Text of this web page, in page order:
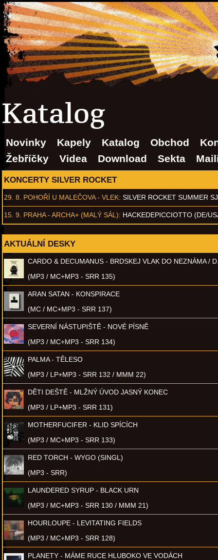
Katalog
Novinky Kapely Katalog Obchod
Žebříčky
Videa Download Sekta
KONCERTY SILVER ROCKET
29. 8. POHOŘÍ U MALEČOVA - VLEK: SILVER ROCKET SUMMER
15. 9. PRAHA - ARCHA+ (MALÝ SÁL): HACKEDEPICCIOTTO (DE/
AKTUÁLNÍ DESKY
CARDO & DECUMANUS - BRDSKEJ VLAK DO NEZNÁMA /
(MP3 / MC+MP3 - SRR 135)
ARAN SATAN - KONSPIRACE
(MC / MC+MP3 - SRR 137)
SEVERNÍ NÁSTUPIŠTĚ - NOVÉ PÍSNĚ
(MP3 / MC+MP3 - SRR 134)
PALMA - TĚLESO
(MP3 / LP+MP3 - SRR 132 / MMM 22)
DĚTI DEŠTĚ - MLŽNÝ ÚVOD JASNÝ KONEC
(MP3 / LP+MP3 - SRR 131)
MOTHERFUCIFER - KLID SPÍCÍCH
(MP3 / MC+MP3 - SRR 133)
RED TORCH - WYGO (SINGL)
(MP3 - SRR)
LAUNDERED SYRUP - BLACK URN
(MP3 / MC+MP3 - SRR 130 / MMM 21)
HOURLOUPE - LEVITATING FIELDS
(MP3 / MC+MP3 - SRR 128)
PLANETY - MÁME RUCE HLUBOKO VE VODÁCH